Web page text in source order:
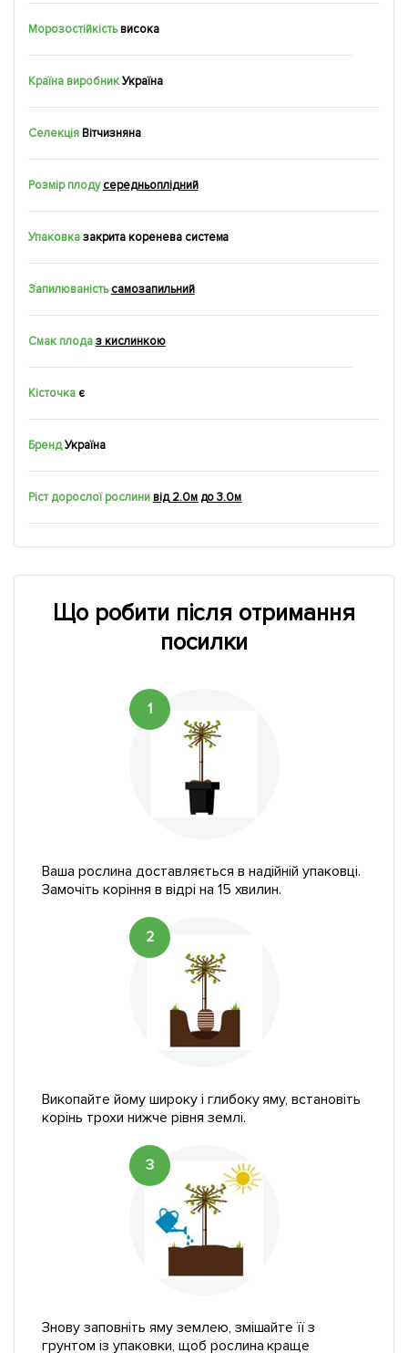
Морозостійкість висока
Країна виробник Україна
Селекція Вітчизняна
Розмір плоду середньоплідний
Упаковказакрита коренева система
Запилюваність самозапильний
Смак плодаз кислинкою
Кісточка є
БрендУкраїна
Ріст дорослої рослини від 2.0м до 3.0м
Що робити після отримання
посилки
1
Ваша рослина доставляється в надійній упаковці.
Замочіть коріння в відрі на 15 хвилин.
2
Викопайте йому широку і глибоку яму, встановіть
корінь трохи нижче рівня землі.
3
Знову заповніть яму землею, змішайте її з
грунтом із упаковки, щоб рослина краще